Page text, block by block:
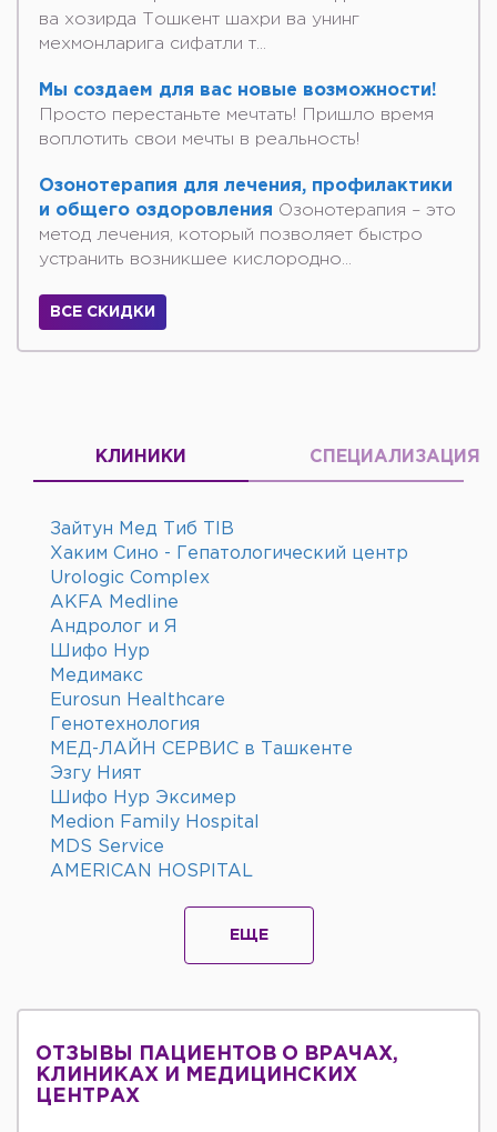
ва хозирда Тошкент шахри ва унинг
мехмонларига сифатли т...
Мы создаем для вас новые возможности!
Просто перестаньте мечтать! Пришло время
воплотить свои мечты в реальность!
Озонотерапия для лечения, профилактики
и общего оздоровления Озонотерапия – это
метод лечения, который позволяет быстро
устранить возникшее кислородно...
ВСЕ СКИДКИ
КЛИНИКИ СПЕЦИАЛИЗАЦИЯ
Зайтун Мед Тиб TIB
Хаким Сино - Гепатологический центр
Urologic Complex
AKFA Medline
Андролог и Я
Шифо Нур
Медимакс
Eurosun Healthcare
Генотехнология
МЕД-ЛАЙН СЕРВИС в Ташкенте
Эзгу Ният
Шифо Нур Эксимер
Medion Family Hospital
MDS Service
AMERICAN HOSPITAL
ЕЩЕ
ОТЗЫВЫ ПАЦИЕНТОВ О ВРАЧАХ,
КЛИНИКАХ И МЕДИЦИНСКИХ
ЦЕНТРАХ